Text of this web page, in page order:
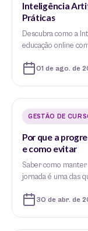
Inteligência
Práticas
Descubra como a
educação online
01 de ago. de
GESTÃO DE
Por que a
e como evitar
Saber como
jornada é uma das
30 de abr. de